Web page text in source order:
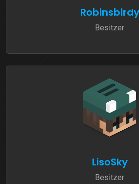
Robinsbirdy
Besitzer
LisoSky
Besitzer